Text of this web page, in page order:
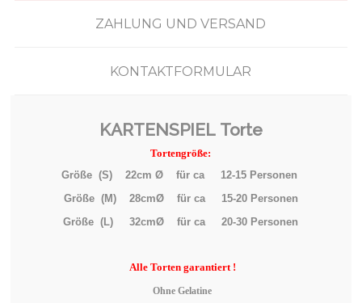
ZAHLUNG UND VERSAND
KONTAKTFORMULAR
KARTENSPIEL Torte
Tortengröße:
Größe (S) 22cm Ø für ca 12-15 Personen
Größe (M) 28cmØ für ca 15-20 Personen
Größe (L) 32cmØ für ca 20-30 Personen
AlleTorten garantiert !
Ohne Gelatine